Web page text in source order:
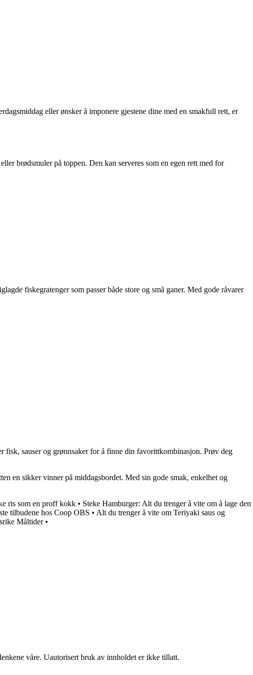
eller ønsker å imponere gjestene dine med en smakfull rett, er
brødsmuler på toppen. Den kan serveres som en egen rett med for
fiskegratenger som passer både store og små ganer. Med gode råvarer
fisk, sauser og grønnsaker for å finne din favorittkombinasjon. Prøv deg
en sikker vinner på middagsbordet. Med sin gode smak, enkelhet og
ris som en proff kokk • Steke Hamburger: Alt du trenger å vite om å lage den
tilbudene hos Coop OBS • Alt du trenger å vite om Teriyaki saus og
Måltider•
våre. Uautorisert bruk av innholdet er ikke tillatt.